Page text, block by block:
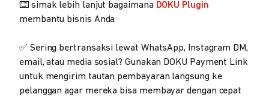
⌨️ simak lebih lanjut bagaimana DOKU Plugin
membantu bisnis Anda
✅ Sering bertransaksi lewat WhatsApp, Instagram DM,
email, atau media sosial? Gunakan DOKU Payment Link
untuk mengirim tautan pembayaran langsung ke
pelanggan agar mereka bisa membayar dengan cepat